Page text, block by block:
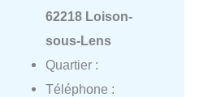
62218 Loison-
sous-Lens
Quartier :
Téléphone :